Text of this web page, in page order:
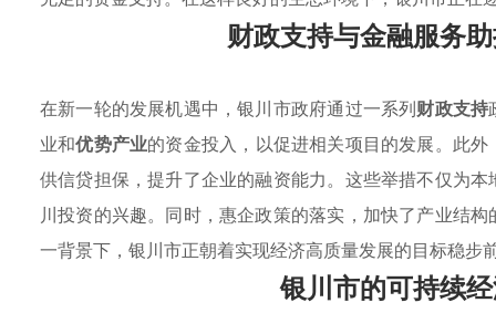
财政支持与金融服务
在新一轮的发展机遇中，银川市政府通过一系列财政支持
业和优势产业的资金投入，以促进相关项目的发展。此外
供信贷担保，提升了企业的融资能力。这些举措不仅为
川投资的兴趣。同时，惠企政策的落实，加快了产业结
一背景下，银川市正朝着实现经济高质量发展的目标稳步
银川市的可持续